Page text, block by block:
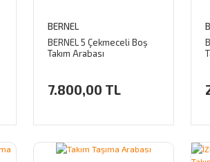
BERNEL
BERNEL 5 Çekmeceli Boş
Takım Arabası
7.800,00 TL